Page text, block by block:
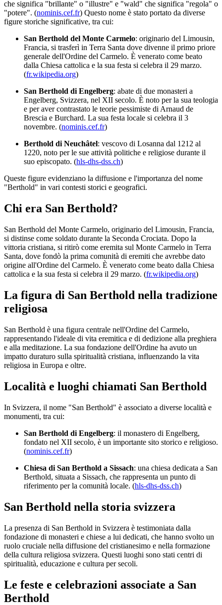
che significa "brillante" o "illustre" e "wald" che significa "regola" o
"potere". (nominis.cef.fr) Questo nome è stato portato da diverse
figure storiche significative, tra cui:
San Berthold del Monte Carmelo: originario del Limousin,
Francia, si trasferì in Terra Santa dove divenne il primo priore
generale dell'Ordine del Carmelo. È venerato come beato
dalla Chiesa cattolica e la sua festa si celebra il 29 marzo.
(fr.wikipedia.org)
San Berthold di Engelberg: abate di due monasteri a
Engelberg, Svizzera, nel XII secolo. È noto per la sua teologia
e per aver contrastato le teorie pessimiste di Arnaud de
Brescia e Burchard. La sua festa locale si celebra il 3
novembre. (nominis.cef.fr)
Berthold di Neuchâtel: vescovo di Losanna dal 1212 al
1220, noto per le sue attività politiche e religiose durante il
suo episcopato. (hls-dhs-dss.ch)
Queste figure evidenziano la diffusione e l'importanza del nome
"Berthold" in vari contesti storici e geografici.
Chi era San Berthold?
San Berthold del Monte Carmelo, originario del Limousin, Francia,
si distinse come soldato durante la Seconda Crociata. Dopo la
vittoria cristiana, si ritirò come eremita sul Monte Carmelo in Terra
Santa, dove fondò la prima comunità di eremiti che avrebbe dato
origine all'Ordine del Carmelo. È venerato come beato dalla Chiesa
cattolica e la sua festa si celebra il 29 marzo. (fr.wikipedia.org)
La figura di San Berthold nella tradizione
religiosa
San Berthold è una figura centrale nell'Ordine del Carmelo,
rappresentando l'ideale di vita eremitica e di dedizione alla preghiera
e alla meditazione. La sua fondazione dell'Ordine ha avuto un
impatto duraturo sulla spiritualità cristiana, influenzando la vita
religiosa in Europa e oltre.
Località e luoghi chiamati San Berthold
In Svizzera, il nome "San Berthold" è associato a diverse località e
monumenti, tra cui:
San Berthold di Engelberg: il monastero di Engelberg,
fondato nel XII secolo, è un importante sito storico e religioso.
(nominis.cef.fr)
Chiesa di San Berthold a Sissach: una chiesa dedicata a San
Berthold, situata a Sissach, che rappresenta un punto di
riferimento per la comunità locale. (hls-dhs-dss.ch)
San Berthold nella storia svizzera
La presenza di San Berthold in Svizzera è testimoniata dalla
fondazione di monasteri e chiese a lui dedicati, che hanno svolto un
ruolo cruciale nella diffusione del cristianesimo e nella formazione
della cultura religiosa svizzera. Questi luoghi sono stati centri di
spiritualità, educazione e cultura per secoli.
Le feste e celebrazioni associate a San
Berthold